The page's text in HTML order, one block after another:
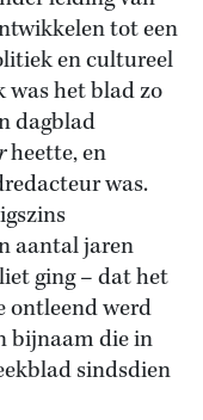
tot een
en cultureel
was het blad zo
dagblad
heette, en
was.
aantal jaren
ging – dat het
ontleend werd
bijnaam die in
sindsdien